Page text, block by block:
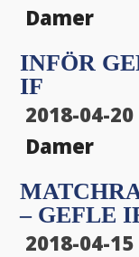
Damer
INFÖR
IF
2018-04-20
Damer
– GEFLE
2018-04-15